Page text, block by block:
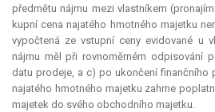
předmětu nájmu mezi vlastníkem
kupní cena najatého hmotného majetku
vypočtená ze vstupní ceny evidované u
nájmu měl při rovnoměrném odpisování
datu prodeje, a c) po ukončení finančního
najatého hmotného majetku zahrne
majetek do svého obchodního majetku.